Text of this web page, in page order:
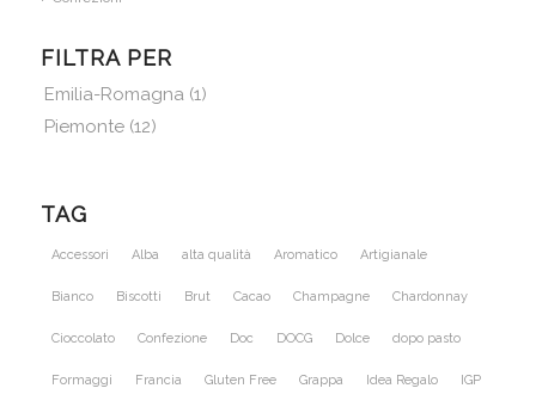
FILTRA PER
Emilia-Romagna (1)
Piemonte (12)
TAG
Accessori Alba alta qualità Aromatico Artigianale
Bianco Biscotti Brut Cacao Champagne Chardonnay
Cioccolato Confezione Doc DOCG Dolce dopo pasto
Formaggi Francia Gluten Free Grappa Idea Regalo IGP